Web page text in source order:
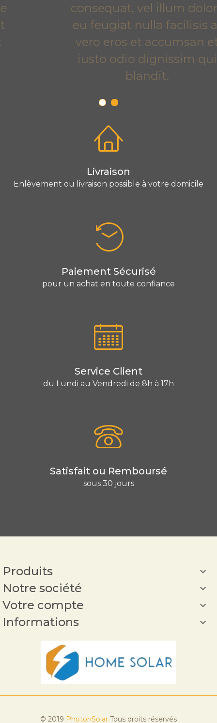
consequat, vel illum dolore
eu feugiat nulla facilisis at
vero eros et accumsan et
iusto odio dignissim qui
blandit.
Livraison
Enlèvement ou livraison possible à votre domicile
Paiement Sécurisé
pour un achat en toute confiance
Service Client
du Lundi au Vendredi de 8h à 17h
Satisfait ou Remboursé
sous 30 jours
Produits 
Notre société 
Votre compte 
Informations 
© 2019 PhotonSolar Tous droits réservés